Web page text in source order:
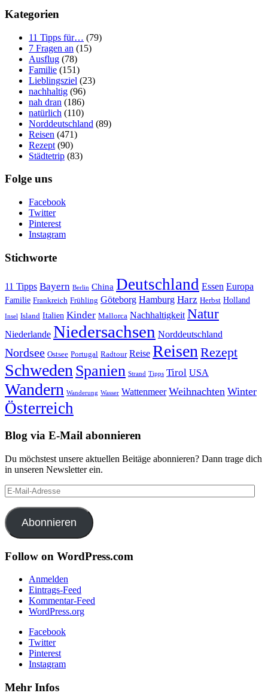
Kategorien
11 Tipps für… (79)
7 Fragen an (15)
Ausflug (78)
Familie (151)
Lieblingsziel (23)
nachhaltig (96)
nah dran (186)
natürlich (110)
Norddeutschland (89)
Reisen (471)
Rezept (90)
Städtetrip (83)
Folge uns
Facebook
Twitter
Pinterest
Instagram
Stichworte
11 Tipps Bayern Berlin China Deutschland Essen Europa
Familie Frankreich Frühling Göteborg Hamburg Harz Herbst Holland
Insel Island Italien Kinder Mallorca Nachhaltigkeit Natur
Niederlande Niedersachsen Norddeutschland
Nordsee Ostsee Portugal Radtour Reise ReisenRezept
SchwedenSpanien Strand Tipps Tirol USA
Wandern Wanderung Wasser Wattenmeer Weihnachten Winter
Österreich
Blog via E-Mail abonnieren
Du möchstest unsere aktuellen Beitäge abonnieren? Dann trage dich
in unseren Newsletter ein.
E-
Mail-
Adresse
Abonnieren
Follow on WordPress.com
Anmelden
Eintrags-Feed
Kommentar-Feed
WordPress.org
Facebook
Twitter
Pinterest
Instagram
Mehr Infos